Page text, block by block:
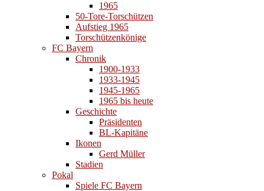
1965
50-Tore-Torschützen
Aufstieg 1965
Torschützenkönige
FC Bayern
Chronik
1900-1933
1933-1945
1945-1965
1965 bis heute
Geschichte
Präsidenten
BL-Kapitäne
Ikonen
Gerd Müller
Stadien
Pokal
Spiele FC Bayern